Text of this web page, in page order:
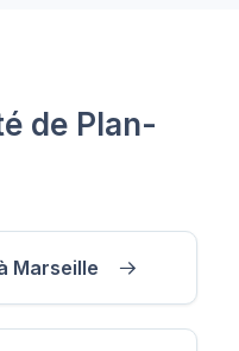
de Plan-
Marseille